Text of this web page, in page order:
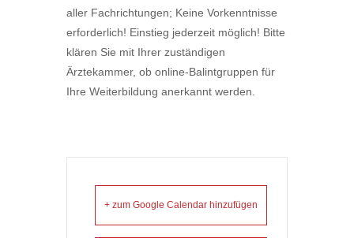
aller Fachrichtungen; Keine Vorkenntnisse
erforderlich! Einstieg jederzeit möglich! Bitte
klären Sie mit Ihrer zuständigen
Ärztekammer, ob online-Balintgruppen für
Ihre Weiterbildung anerkannt werden.
+ zum Google Calendar hinzufügen